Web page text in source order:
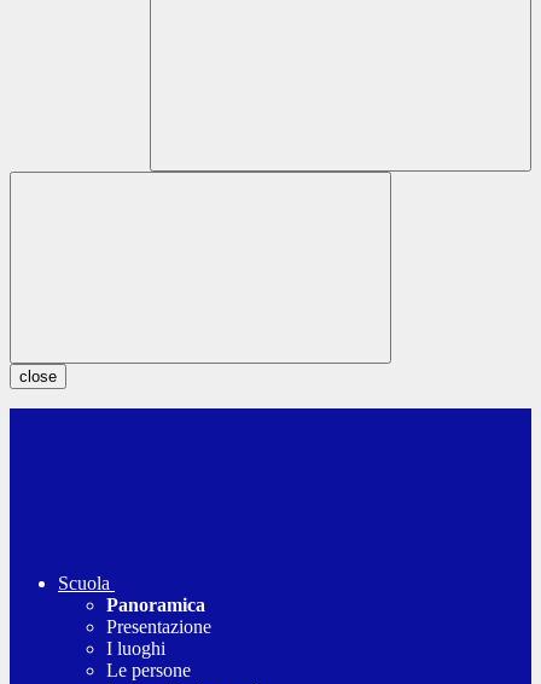
close
Scuola
Panoramica
Presentazione
I luoghi
Le persone